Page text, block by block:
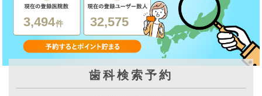
3,494件 32,575
歯科検索予約